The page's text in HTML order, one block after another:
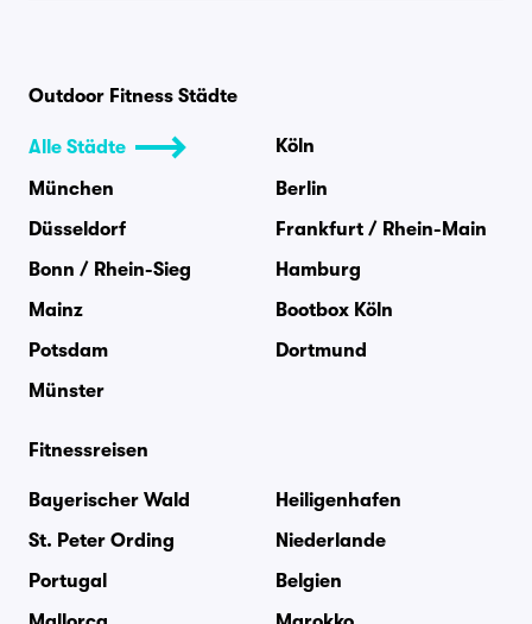
Outdoor Fitness Städte
Alle Städte
Köln
München
Berlin
Düsseldorf
Frankfurt / Rhein-Main
Bonn / Rhein-Sieg
Hamburg
Mainz
Bootbox Köln
Potsdam
Dortmund
Münster
Fitnessreisen
Bayerischer Wald
Heiligenhafen
St. Peter Ording
Niederlande
Portugal
Belgien